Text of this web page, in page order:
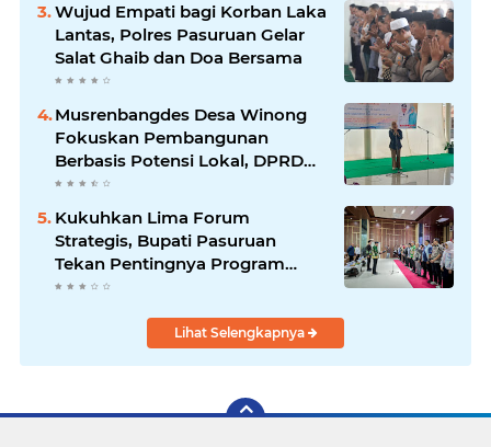
Wujud Empati bagi Korban Laka
Lantas, Polres Pasuruan Gelar
Salat Ghaib dan Doa Bersama
Musrenbangdes Desa Winong
Fokuskan Pembangunan
Berbasis Potensi Lokal, DPRD
Optimistis Meski Dihantam
Efisiensi Anggaran
Kukuhkan Lima Forum
Strategis, Bupati Pasuruan
Tekan Pentingnya Program
Nyata untuk Rakyat
Lihat Selengkapnya